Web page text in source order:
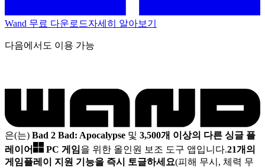
Wand 무료 다운로드자세히 알아보기
다음에서도 이용 가능
은(는) Bad 2 Bad: Apocalypse 및 3,500개 이상의 다른 싱글 플
레이어
PC 게임을 위한 올인원 보조 도구 앱입니다.21개의
게임플레이 지원 기능을 즉시 토글하세요(피해 무시, 체력 무